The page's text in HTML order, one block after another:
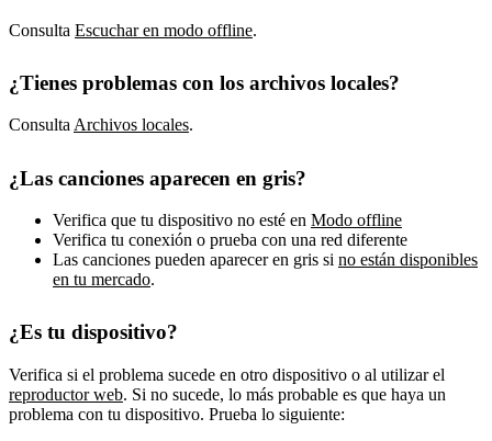
Consulta Escuchar en modo offline.
¿Tienes problemas con los archivos locales?
ConsultaArchivos locales.
¿Las canciones aparecen en gris?
Verifica que tu dispositivo no esté en Modo offline
Verifica tu conexión o prueba con una red diferente
Las canciones pueden aparecer en gris si no están disponibles
en tu mercado.
¿Es tu dispositivo?
Verifica si el problema sucede en otro dispositivo o al utilizar el
reproductor web. Si no sucede, lo más probable es que haya un
problema con tu dispositivo. Prueba lo siguiente: